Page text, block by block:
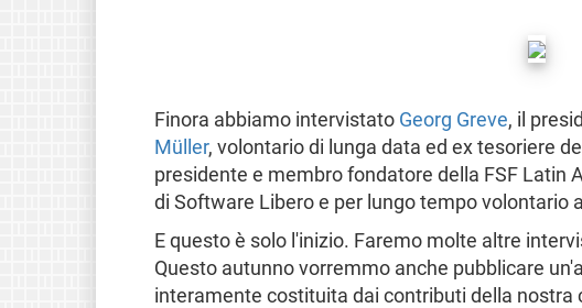
Finora abbiamo intervistato Georg Greve, il
Müller, volontario di lunga data ed ex tesoriere
presidente e membro fondatore della FSF Latin
di Software Libero e per lungo tempo volontario
E questo è solo l'inizio. Faremo molte altre
Questo autunno vorremmo anche pubblicare
interamente costituita dai contributi della nostra